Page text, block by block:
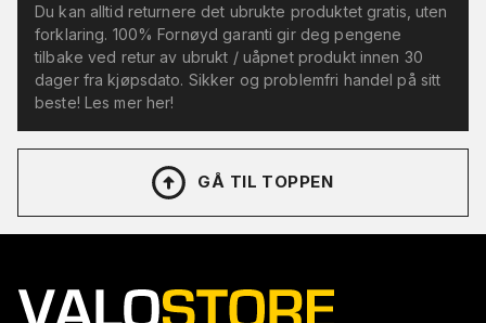
Du kan alltid returnere det ubrukte produktet gratis, uten
forklaring. 100% Fornøyd garanti gir deg pengene
tilbake ved retur av ubrukt / uåpnet produkt innen 30
dager fra kjøpsdato. Sikker og problemfri handel på sitt
beste! Les mer her!
GÅ TIL TOPPEN